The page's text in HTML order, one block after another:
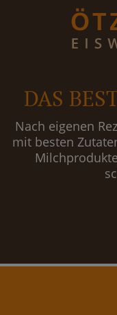
DAS
Nach eigenen
mit besten